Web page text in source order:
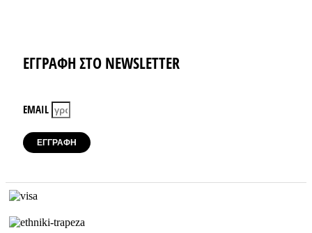
ΕΓΓΡΑΦΗ ΣΤΟ NEWSLETTER
EMAIL
ΕΓΓΡΑΦΗ